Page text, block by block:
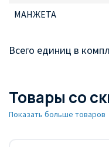
МАНЖЕТА
Всего единиц в
Товары со
Показать больше товаров